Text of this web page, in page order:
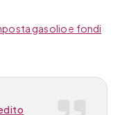
gasolio e fondi